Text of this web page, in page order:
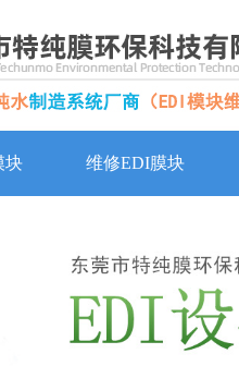
块 维修EDI膜块